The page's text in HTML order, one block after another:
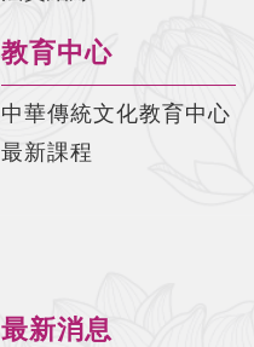
教育中心
中華傳統文化教育中心
最新課程
最新消息